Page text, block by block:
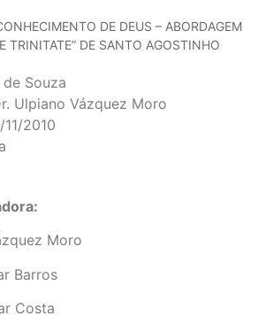
DE DEUS – ABORDAGEM
TRINITATE” DE SANTO AGOSTINHO
Souza
Ulpiano Vázquez Moro
2010
Moro
Barros
Costa